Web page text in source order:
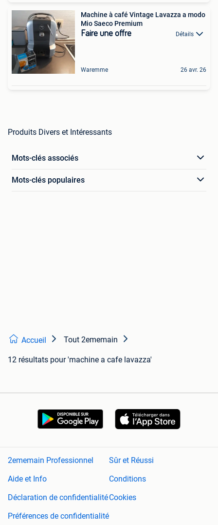
Machine à café Vintage Lavazza a modo
Mio Saeco Premium
Faire une offre Détails
Waremme 26 avr. 26
Produits Divers et Intéressants
Mots-clés associés
Mots-clés populaires
Accueil Tout 2ememain
12 résultats pour 'machine a cafe lavazza'
2ememain Professionnel
Sûr et Réussi
Aide et Info
Conditions
Déclaration de confidentialitéCookies
Préférences de confidentialité